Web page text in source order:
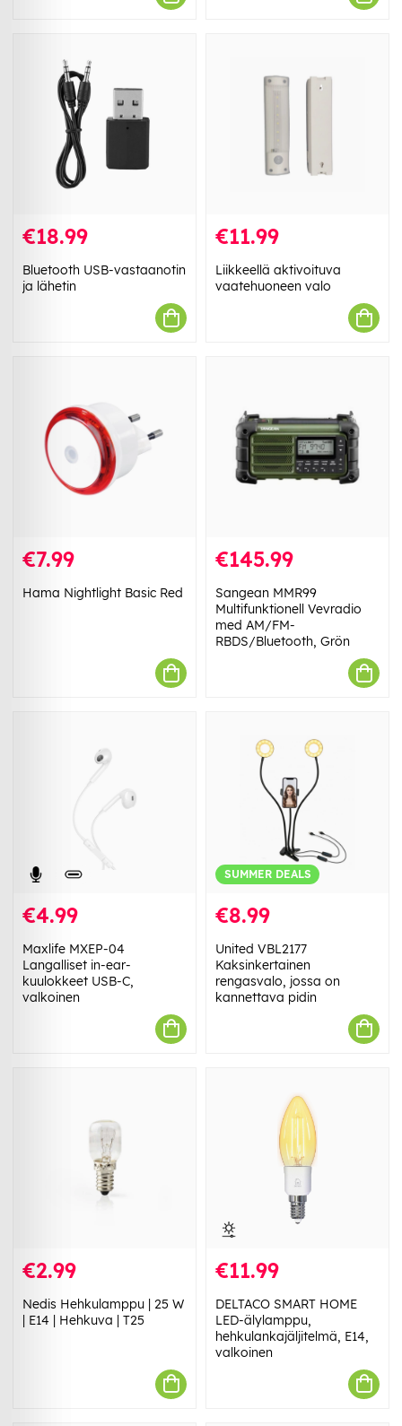
€18.99
Bluetooth USB-vastaanotin
ja lähetin
€11.99
Liikkeellä aktivoituva
vaatehuoneen valo
€7.99
Hama Nightlight Basic Red
€145.99
Sangean MMR99
Multifunktionell Vevradio
med AM/FM-
RBDS/Bluetooth, Grön
€4.99
Maxlife MXEP-04
Langalliset in-ear-
kuulokkeet USB-C,
valkoinen
SUMMER DEALS
€8.99
United VBL2177
Kaksinkertainen
rengasvalo, jossa on
kannettava pidin
€2.99
Nedis Hehkulamppu | 25 W
| E14 | Hehkuva | T25
€11.99
DELTACO SMART HOME
LED-älylamppu,
hehkulankajäljitelmä, E14,
valkoinen